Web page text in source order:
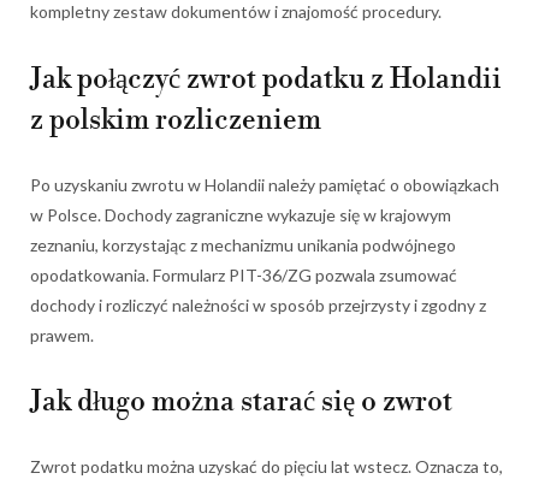
kompletny zestaw dokumentów i znajomość procedury.
Jak połączyć zwrot podatku z Holandii
z polskim rozliczeniem
Po uzyskaniu zwrotu w Holandii należy pamiętać o obowiązkach
w Polsce. Dochody zagraniczne wykazuje się w krajowym
zeznaniu, korzystając z mechanizmu unikania podwójnego
opodatkowania. Formularz PIT-36/ZG pozwala zsumować
dochody i rozliczyć należności w sposób przejrzysty i zgodny z
prawem.
Jak długo można starać się o zwrot
Zwrot podatku można uzyskać do pięciu lat wstecz. Oznacza to,